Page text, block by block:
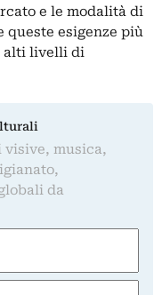
e le modalità di
queste esigenze più
alti livelli di
musica,
da